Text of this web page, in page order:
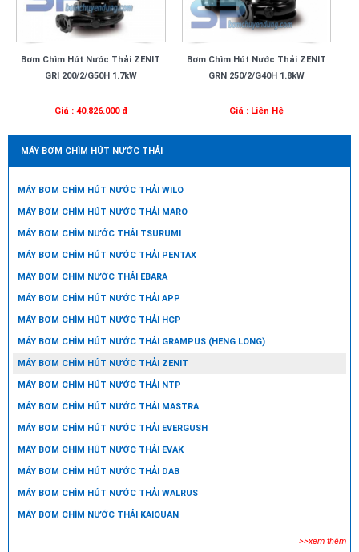
Bơm Chìm Hút Nước Thải ZENIT
GRI 200/2/G50H 1.7kW
Giá : 40.826.000 đ
Bơm Chìm Hút Nước Thải ZENIT
GRN 250/2/G40H 1.8kW
Giá : Liên Hệ
MÁY BƠM CHÌM HÚT NƯỚC THẢI
MÁY BƠM CHÌM HÚT NƯỚC THẢI WILO
MÁY BƠM CHÌM HÚT NƯỚC THẢI MARO
MÁY BƠM CHÌM NƯỚC THẢI TSURUMI
MÁY BƠM CHÌM HÚT NƯỚC THẢI PENTAX
MÁY BƠM CHÌM NƯỚC THẢI EBARA
MÁY BƠM CHÌM HÚT NƯỚC THẢI APP
MÁY BƠM CHÌM HÚT NƯỚC THẢI HCP
MÁY BƠM CHÌM HÚT NƯỚC THẢI GRAMPUS (HENG LONG)
MÁY BƠM CHÌM HÚT NƯỚC THẢI ZENIT
MÁY BƠM CHÌM HÚT NƯỚC THẢI NTP
MÁY BƠM CHÌM HÚT NƯỚC THẢI MASTRA
MÁY BƠM CHÌM HÚT NƯỚC THẢI EVERGUSH
MÁY BƠM CHÌM HÚT NƯỚC THẢI EVAK
MÁY BƠM CHÌM HÚT NƯỚC THẢI DAB
MÁY BƠM CHÌM HÚT NƯỚC THẢI WALRUS
MÁY BƠM CHÌM NƯỚC THẢI KAIQUAN
>>xem thêm